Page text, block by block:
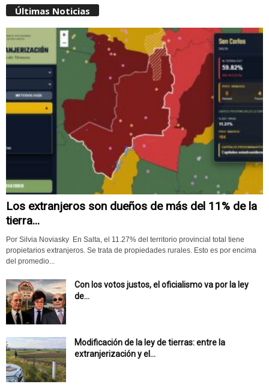
Últimas Noticias
Los extranjeros son dueños de más del 11% de la
tierra...
Por Silvia Noviasky En Salta, el 11.27% del territorio provincial total tiene
propietarios extranjeros. Se trata de propiedades rurales. Esto es por encima
del promedio...
Con los votos justos, el oficialismo va por la ley
de...
Modificación de la ley de tierras: entre la
extranjerización y el...